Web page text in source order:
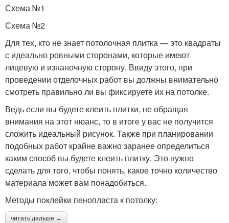
Схема №1
Схема №2
Для тех, кто не знает потолочная плитка — это квадраты
с идеально ровными сторонами, которые имеют
лицевую и изнаночную сторону. Ввиду этого, при
проведении отделочных работ вы должны внимательно
смотреть правильно ли вы фиксируете их на потолке.
Ведь если вы будете клеить плитки, не обращая
внимания на этот нюанс, то в итоге у вас не получится
сложить идеальный рисунок. Также при планировании
подобных работ крайне важно заранее определиться
каким способ вы будете клеить плитку. Это нужно
сделать для того, чтобы понять, какое точно количество
материала может вам понадобиться.
Методы поклейки пенопласта к потолку:
читать дальше →